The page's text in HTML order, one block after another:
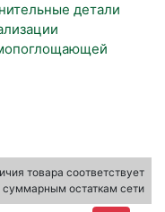
детали
товара соответствует
суммарным остаткам сети